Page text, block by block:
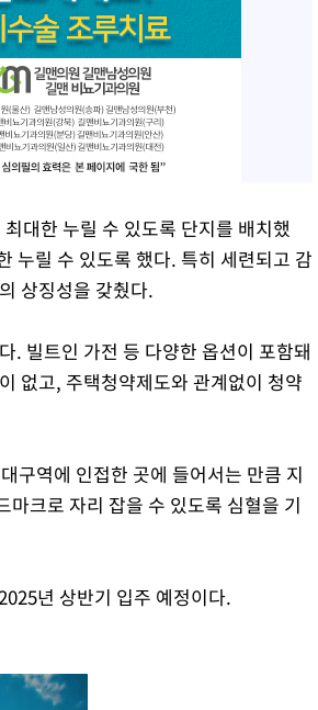
대한 누릴 수 있도록 단지를 배치했
누릴 수 있도록 했다. 특히 세련되고 감
상징성을 갖췄다.
. 빌트인 가전 등 다양한 옵션이 포함돼
없고, 주택청약제도와 관계없이 청약
구역에 인접한 곳에 들어서는 만큼 지
크로 자리 잡을 수 있도록 심혈을 기
년 상반기 입주 예정이다.